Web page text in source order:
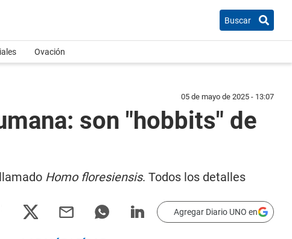
Buscar
Ovación
05 de mayo de 2025 - 13:07
son "hobbits" de
Homo floresiensis. Todos los detalles
Agregar Diario UNO en